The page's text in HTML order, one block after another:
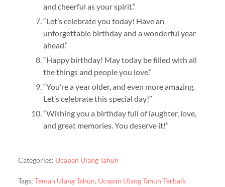
and cheerful as your spirit.”
“Let’s celebrate you today! Have an
unforgettable birthday and a wonderful year
ahead.”
“Happy birthday! May today be filled with all
the things and people you love.”
“You’re a year older, and even more amazing.
Let’s celebrate this special day!”
“Wishing you a birthday full of laughter, love,
and great memories. You deserve it!”
Categories: Ucapan Ulang Tahun
Tags: Teman Ulang Tahun, Ucapan Ulang Tahun Terbaik